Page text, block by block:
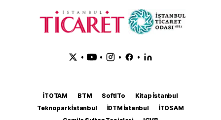
• • • •
İTOTAM BTM SoftITo
Kitap İstanbul
Teknopark İstanbul
İDTM İstanbul
İTOSAM